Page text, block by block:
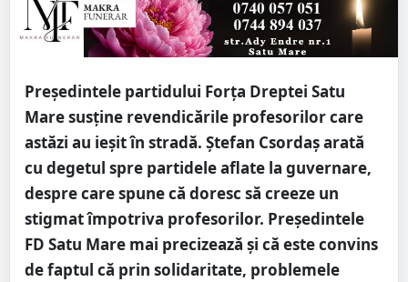
Președintele partidului Forța Dreptei Satu
Mare susține revendicările profesorilor care
astăzi au ieșit în stradă. Ștefan Csordaș arată
cu degetul spre partidele aflate la guvernare,
despre care spune că doresc să creeze un
stigmat împotriva profesorilor. Președintele
FD Satu Mare mai precizează și că este convins
de faptul că prin solidaritate, problemele